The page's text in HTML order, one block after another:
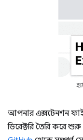
আপনার এক্সটেনশন
ডিরেক্টরি তৈরি করে